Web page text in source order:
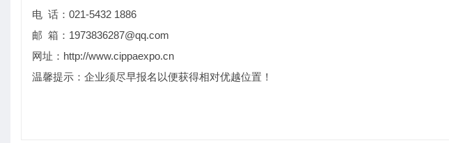
电 话：021-5432 1886
邮 箱：1973836287@qq.com
网址：http://www.cippaexpo.cn
温馨提示：企业须尽早报名以便获得相对优越位置！